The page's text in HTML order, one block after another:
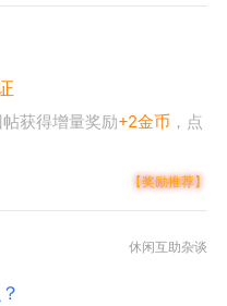
获得增量奖励+2金币 ，点
【奖励推荐】
休闲互助杂谈